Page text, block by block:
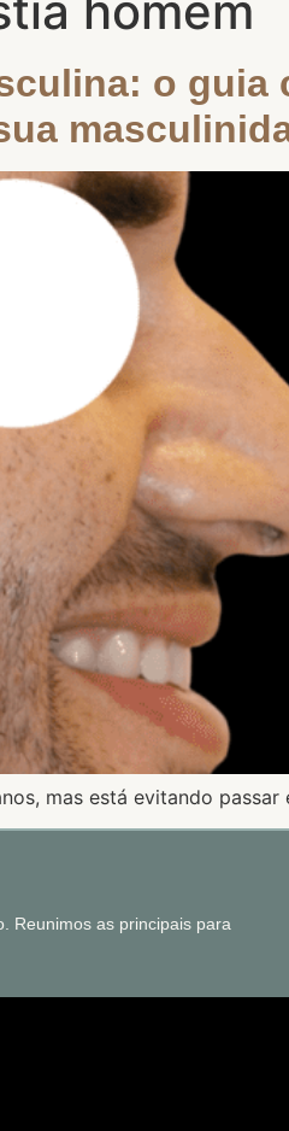
o
mas está evitando
Reunimos as principais para